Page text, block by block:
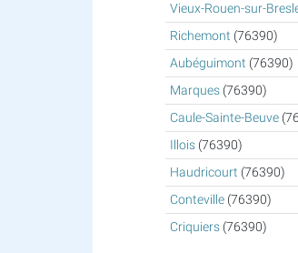
Vieux-Rouen-sur-
Richemont (76390)
Aubéguimont (76390)
Marques(76390)
Caule-Sainte-Beuve
Illois(76390)
Haudricourt (76390)
Conteville(76390)
Criquiers(76390)